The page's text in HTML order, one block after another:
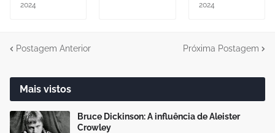
2024
2024
Postagem Anterior Próxima Postagem
Mais vistos
Bruce Dickinson: A influência de Aleister
Crowley